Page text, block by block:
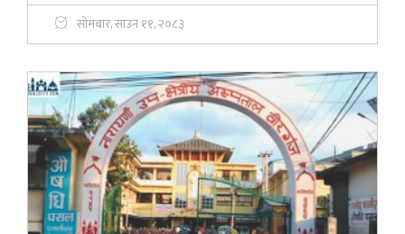
सोमबार, साउन ११, २०८३